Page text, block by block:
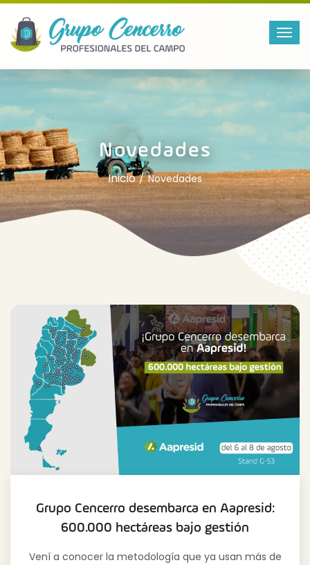
Novedades
Inicio Novedades
Grupo Cencerro desembarca en Aapresid:
600.000 hectáreas bajo gestión
Vení a conocer la metodología que ya usan más de